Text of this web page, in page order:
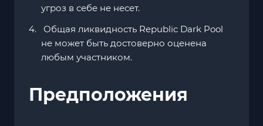
угроз в себе не несет.
Общая ликвидность Republic Dark Pool
не может быть достоверно оценена
любым участником.
Предположения